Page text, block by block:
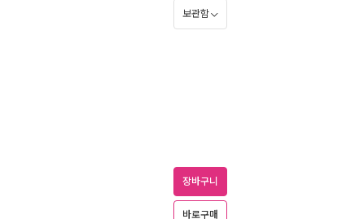
보관함
장바구니
바로구매